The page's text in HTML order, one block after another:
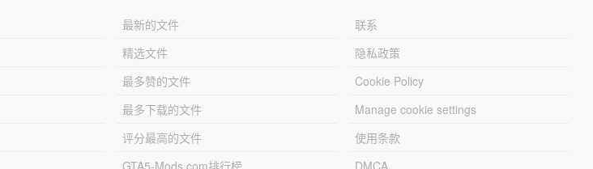
最新的文件
精选文件
最多赞的文件
最多下载的文件
评分最高的文件
GTA5-Mods.com排行榜
联系
隐私政策
Cookie Policy
Manage cookie settings
使用条款
DMCA